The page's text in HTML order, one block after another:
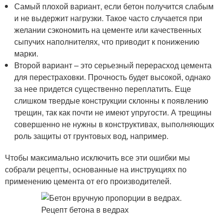
Самый плохой вариант, если бетон получится слабым
и не выдержит нагрузки. Такое часто случается при
желании сэкономить на цементе или качественных
сыпучих наполнителях, что приводит к понижению
марки.
Второй вариант – это серьезный перерасход цемента
для перестраховки. Прочность будет высокой, однако
за нее придется существенно переплатить. Еще
слишком твердые конструкции склонны к появлению
трещин, так как почти не имеют упругости. А трещины
совершенно не нужны в конструктивах, выполняющих
роль защиты от грунтовых вод, например.
Чтобы максимально исключить все эти ошибки мы
собрали рецепты, основанные на инструкциях по
применению цемента от его производителей.